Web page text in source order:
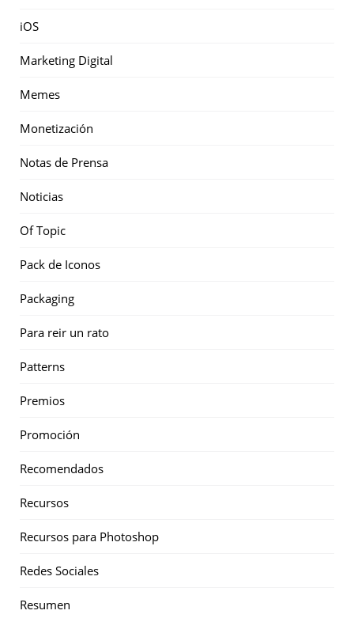
iOS
Marketing Digital
Memes
Monetización
Notas de Prensa
Noticias
Of Topic
Pack de Iconos
Packaging
Para reir un rato
Patterns
Premios
Promoción
Recomendados
Recursos
Recursos para Photoshop
Redes Sociales
Resumen